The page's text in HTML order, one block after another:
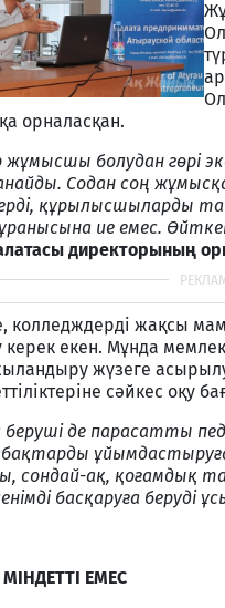
орналасқан.
жұмысшы болудан гөрі
Содан соң жұмысқа
құрылысшыларды
ие емес.
директорының
колледждерді жақсы
керек екен. Мұнда
жүзеге
сәйкес
беруші де парасатты
сондай-ақ, қоғамдық
басқаруға беруді
ЕМЕС